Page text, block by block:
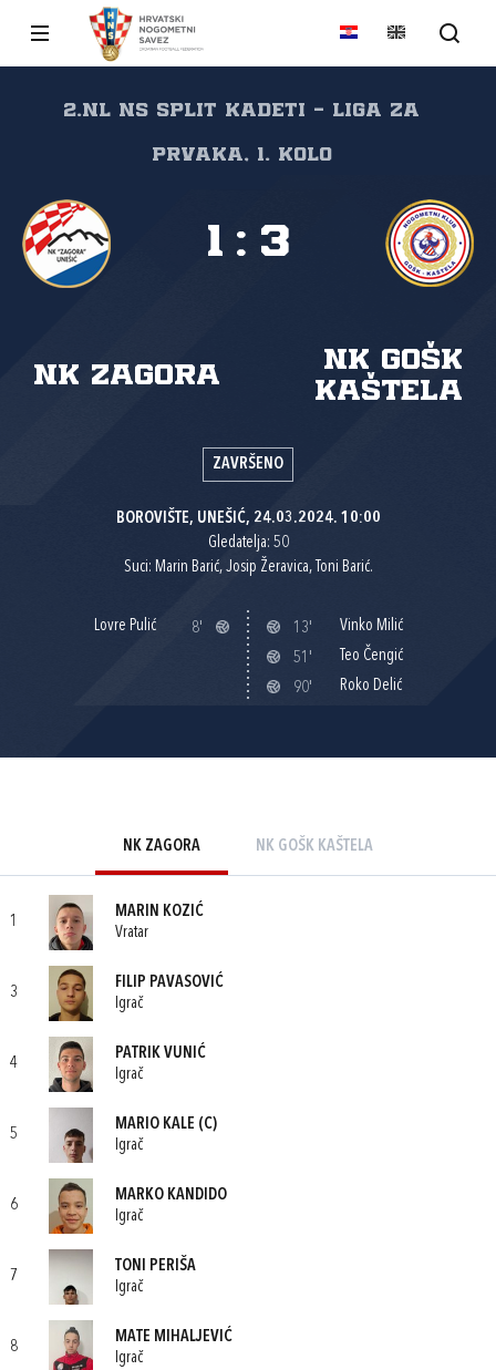
2.NL NS Split Kadeti - Liga za
prvaka, 1. kolo
NK Zagora
NK GOŠK
Kaštela
1 : 3
ZAVRŠENO
BOROVIŠTE, UNEŠIĆ, 24.03.2024. 10:00
Gledatelja: 50
Suci: Marin Barić, Josip Žeravica, Toni Barić.
Lovre Pulić 8' 13'
Vinko Milić
51'
Teo Čengić
90'
Roko Delić
NK ZAGORA NK GOŠK KAŠTELA
1
MARIN KOZIĆ
Vratar
3
FILIP PAVASOVIĆ
Igrač
4
PATRIK VUNIĆ
Igrač
5
MARIO KALE (C)
Igrač
6
MARKO KANDIDO
Igrač
7
TONI PERIŠA
Igrač
8
MATE MIHALJEVIĆ
Igrač